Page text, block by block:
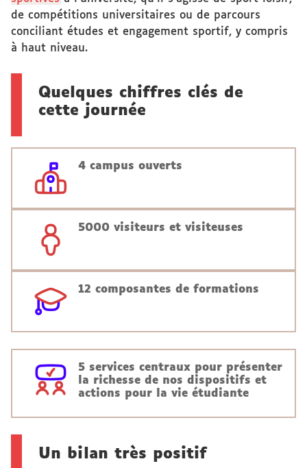
de compétitions universitaires ou de parcours
conciliant études et engagement sportif, y compris
à haut niveau.
Quelques chiffres clés de
cette journée
4 campus ouverts
5000 visiteurs et visiteuses
12 composantes de formations
5 services centraux pour présenter
la richesse de nos dispositifs et
actions pour la vie étudiante
Un bilan très positif